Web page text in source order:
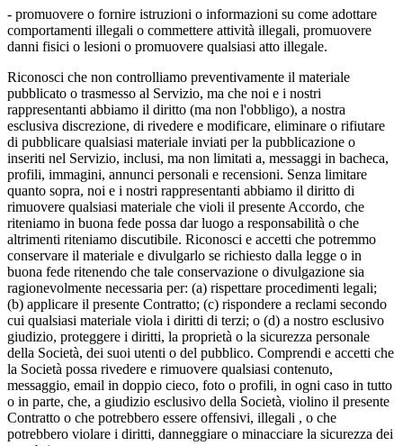
- promuovere o fornire istruzioni o informazioni su come adottare
comportamenti illegali o commettere attività illegali, promuovere
danni fisici o lesioni o promuovere qualsiasi atto illegale.
Riconosci che non controlliamo preventivamente il materiale
pubblicato o trasmesso al Servizio, ma che noi e i nostri
rappresentanti abbiamo il diritto (ma non l'obbligo), a nostra
esclusiva discrezione, di rivedere e modificare, eliminare o rifiutare
di pubblicare qualsiasi materiale inviati per la pubblicazione o
inseriti nel Servizio, inclusi, ma non limitati a, messaggi in bacheca,
profili, immagini, annunci personali e recensioni. Senza limitare
quanto sopra, noi e i nostri rappresentanti abbiamo il diritto di
rimuovere qualsiasi materiale che violi il presente Accordo, che
riteniamo in buona fede possa dar luogo a responsabilità o che
altrimenti riteniamo discutibile. Riconosci e accetti che potremmo
conservare il materiale e divulgarlo se richiesto dalla legge o in
buona fede ritenendo che tale conservazione o divulgazione sia
ragionevolmente necessaria per: (a) rispettare procedimenti legali;
(b) applicare il presente Contratto; (c) rispondere a reclami secondo
cui qualsiasi materiale viola i diritti di terzi; o (d) a nostro esclusivo
giudizio, proteggere i diritti, la proprietà o la sicurezza personale
della Società, dei suoi utenti o del pubblico. Comprendi e accetti che
la Società possa rivedere e rimuovere qualsiasi contenuto,
messaggio, email in doppio cieco, foto o profili, in ogni caso in tutto
o in parte, che, a giudizio esclusivo della Società, violino il presente
Contratto o che potrebbero essere offensivi, illegali , o che
potrebbero violare i diritti, danneggiare o minacciare la sicurezza dei